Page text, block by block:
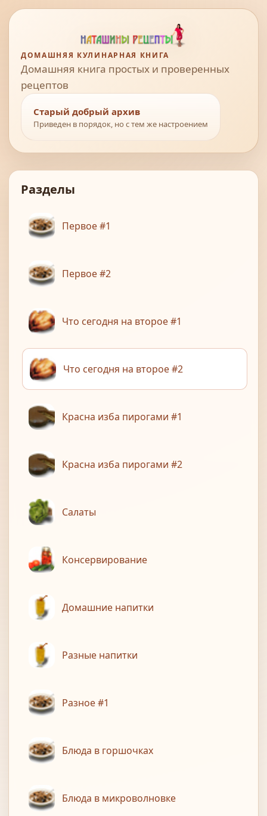
ДОМАШНЯЯ КУЛИНАРНАЯ КНИГА
Домашняя книга простых и проверенных
рецептов
Старый добрый архив
Приведен в порядок, но с тем же настроением
Разделы
Первое #1
Первое #2
Что сегодня на второе #1
Что сегодня на второе #2
Красна изба пирогами #1
Красна изба пирогами #2
Салаты
Консервирование
Домашние напитки
Разные напитки
Разное #1
Блюда в горшочках
Блюда в микроволновке